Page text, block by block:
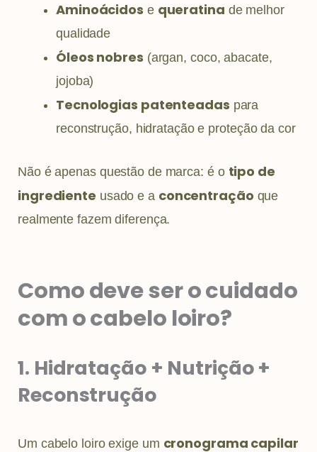
Aminoácidos e queratina de melhor
qualidade
Óleos nobres (argan, coco, abacate,
jojoba)
Tecnologias patenteadas para
reconstrução, hidratação e proteção da cor
Não é apenas questão de marca: é o tipo de
ingrediente usado e a concentração que
realmente fazem diferença.
Como deve ser o cuidado
com o cabelo loiro?
1. Hidratação + Nutrição +
Reconstrução
Um cabelo loiro exige um cronograma capilar